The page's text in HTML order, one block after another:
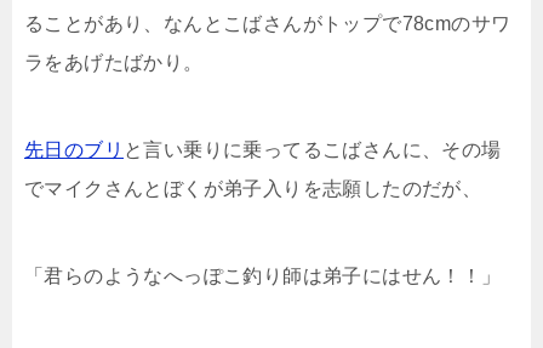
ることがあり、なんとこばさんがトップで78cmのサワ
ラをあげたばかり。
先日のブリ と言い乗りに乗ってるこばさんに、その場
でマイクさんとぼくが弟子入りを志願したのだが、
「君らのようなへっぽこ釣り師は弟子にはせん！！」